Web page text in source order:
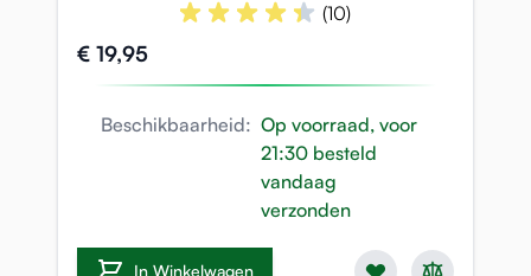
(10)
€ 19,95
Beschikbaarheid: Op voorraad, voor
21:30 besteld
vandaag
verzonden
In Winkelwagen